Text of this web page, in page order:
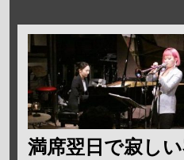
満席翌日で寂し